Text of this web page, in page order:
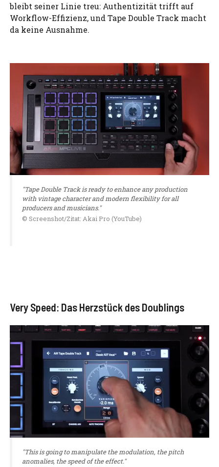
bleibt seiner Linie treu: Authentizität trifft auf
Workflow-Effizienz, und Tape Double Track macht
da keine Ausnahme.
"Tape Double Track is ready to enhance any production
with vintage character and modern flexibility for all
producers and musicians."
© Screenshot/Zitat: Akai Pro (YouTube)
Very Speed: Das Herzstück des Doublings
"This is going to manipulate the modulation, the pitch
anomalies, the speed of the effect."